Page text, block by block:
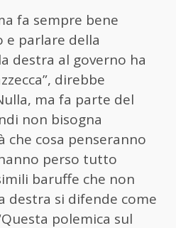
fa sempre bene
e parlare della
destra al governo ha
direbbe
ma fa parte del
non bisogna
che cosa penseranno
perso tutto
baruffe che non
destra si difende come
polemica sul